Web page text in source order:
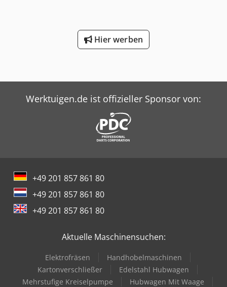
Hier werben
Werktuigen.de ist offizieller Sponsor von:
+49 201 857 861 80
+49 201 857 861 80
+49 201 857 861 80
Aktuelle Maschinensuchen:
Elektrofräsen
Handhobelmaschinen
Kartonverschließer
Edelstahl Hubwagen
Mehrstufige Kreiselpumpe
Hubwagen Mit Waage